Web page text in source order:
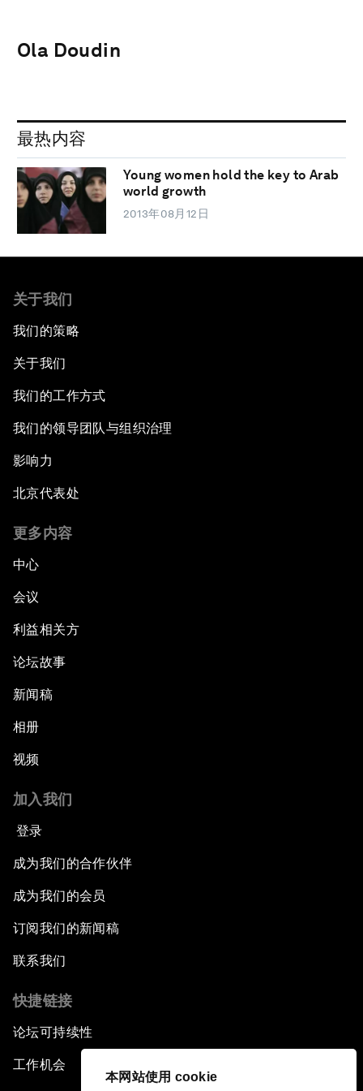
本网站使用 cookie
Ola Doudin
最热内容
Young women hold the key to Arab
world growth
2013年08月12日
关于我们
我们的策略
关于我们
我们的工作方式
我们的领导团队与组织治理
影响力
北京代表处
更多内容
中心
会议
利益相关方
论坛故事
新闻稿
相册
视频
加入我们
登录
成为我们的合作伙伴
成为我们的会员
订阅我们的新闻稿
联系我们
快捷链接
论坛可持续性
工作机会